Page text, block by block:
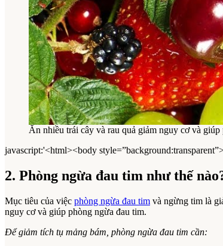
Ăn nhiều trái cây và rau quả giảm nguy cơ và
javascript:'<html><body
2. Phòng ngừa đau tim như thế
Mục tiêu của việc phòng ngừa đau tim và ngừng tim là
nguy cơ và giúp phòng ngừa đau tim.
Để giảm tích tụ mảng bám, phòng ngừa đau tim cần: